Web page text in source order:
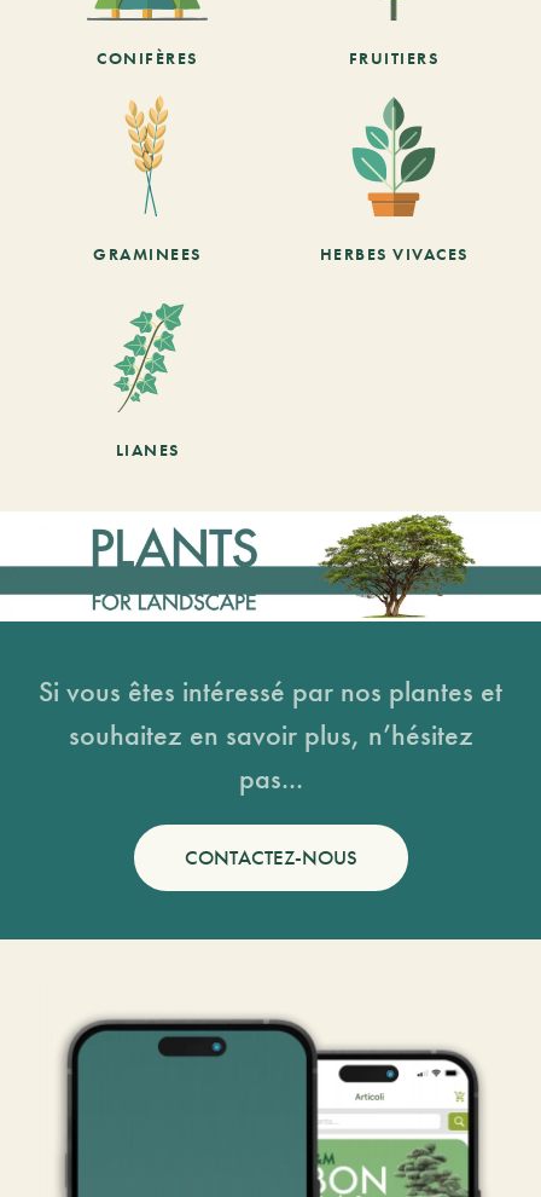
CONIFÈRES FRUITIERS
GRAMINEES HERBES VIVACES
LIANES
Si vous êtes intéressé par nos plantes et
souhaitez en savoir plus, n’hésitez
pas...
CONTACTEZ-NOUS